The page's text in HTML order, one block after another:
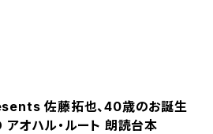
佐藤拓也、40歳のお誕生
オハル・ルート 朗読台本